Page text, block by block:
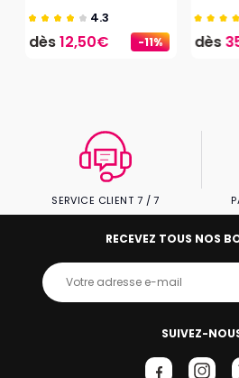
-11%
4.3
dès12,50€ dès
SERVICE CLIENT 7 / 7
SUIVEZ-
RECEVEZ TOUS NOS